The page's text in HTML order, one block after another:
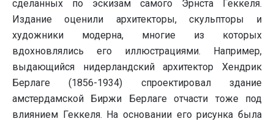
сделанных по эскизам самого Эрнста Геккеля.
Издание оценили архитекторы, скульпторы и
художники модерна, многие из которых
вдохновлялись его иллюстрациями. Например,
выдающийся нидерландский архитектор Хендрик
Берлаге (1856-1934) спроектировал здание
амстердамской Биржи Берлаге отчасти тоже под
влиянием Геккеля. На основании его рисунка была